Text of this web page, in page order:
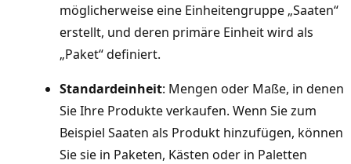
möglicherweise eine Einheitengruppe „Saaten“
erstellt, und deren primäre Einheit wird als
„Paket“ definiert.
Standardeinheit: Mengen oder Maße, in denen
Sie Ihre Produkte verkaufen. Wenn Sie zum
Beispiel Saaten als Produkt hinzufügen, können
Sie sie in Paketen, Kästen oder in Paletten